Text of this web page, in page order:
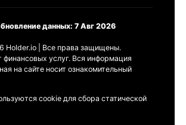
данных: 7 Авг 2026
Holder.io | Все права защищены.
финансовых услуг. Вся информация
на сайте носит ознакомительный
cookie для сбора статической